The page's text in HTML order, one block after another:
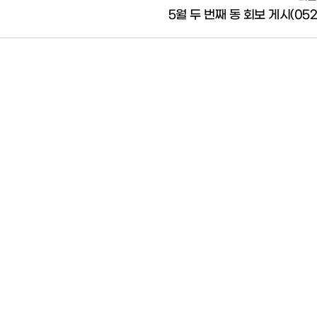
5월 두 번째 동 회보 게시